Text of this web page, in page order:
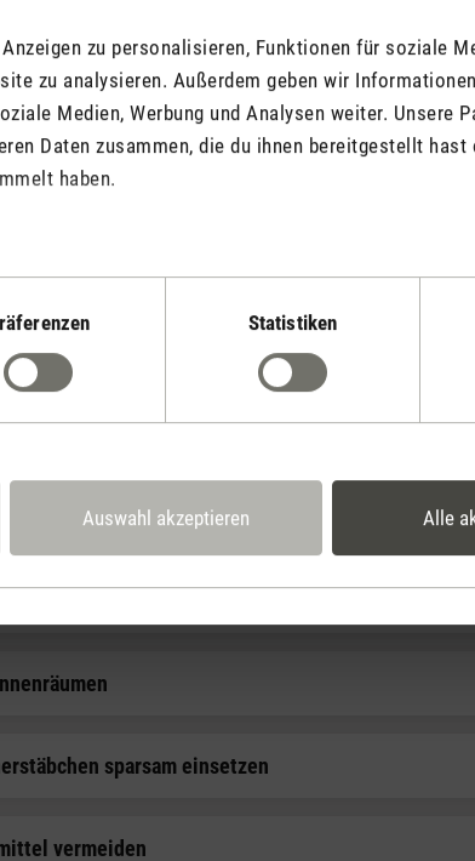
zu personalisieren, Funktionen für soziale
zu analysieren. Außerdem geben wir
Medien, Werbung und Analysen weiter. Unsere
Daten zusammen, die du ihnen bereitgestellt hast
haben.
Statistiken
Auswahl akzeptieren Alle
ist saubere Raumluft wichtig? ☝️
Bedeutung für unsere Gesundheit, die
geschlossenen Räumen. Unsere Atemwege können
Verbindungen (VOCs) oder Pollen, gereizt
fördert eine gute Luftqualität die
zu lüften und Schadstoffe zu vermeiden.
für eine saubere Raumluft
sparsam einsetzen
vermeiden